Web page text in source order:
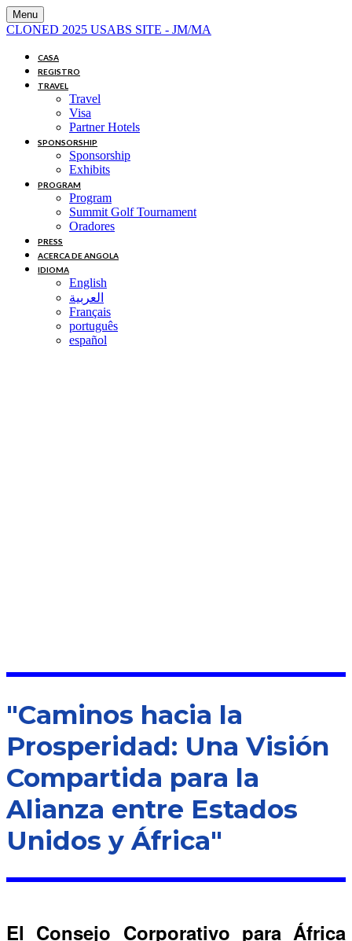
Menu
CLONED 2025 USABS SITE - JM/MA
CASA
REGISTRO
TRAVEL
Travel
Visa
Partner Hotels
SPONSORSHIP
Sponsorship
Exhibits
PROGRAM
Program
Summit Golf Tournament
Oradores
PRESS
ACERCA DE ANGOLA
IDIOMA
English
العربية
Français
português
español
"Caminos hacia la
Prosperidad: Una Visión
Compartida para la
Alianza entre Estados
Unidos y África"
El Consejo Corporativo para África